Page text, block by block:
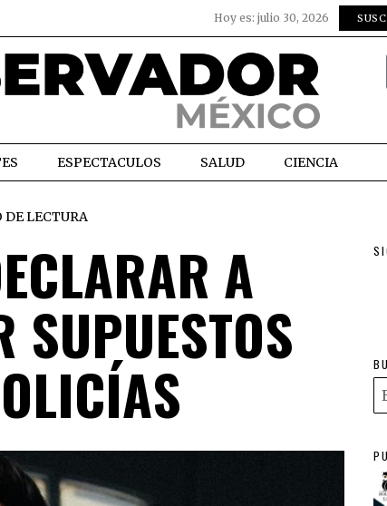
Hoy es: julio 30, 2026
ESPECTACULOS SALUD CIENCIA
LECTURA
A
SUPUESTOS